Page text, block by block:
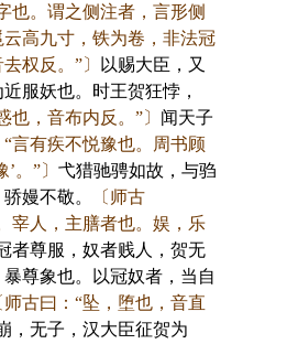
也。谓之侧注者，言形侧
高九寸，铁为卷，非法冠
权反。”〕
以赐大臣，又
服妖也。时王贺狂悖，
也，音布内反。”〕 闻天子
“言有疾不悦豫也。周书顾
。”〕 弋猎驰骋如故，与驺
嫚不敬。
〔师古
宰人，主膳者也。娱，乐
者尊服，奴者贱人，贺无
尊象也。以冠奴者，当自
师古曰：“坠，堕也，音直
，无子，汉大臣征贺为